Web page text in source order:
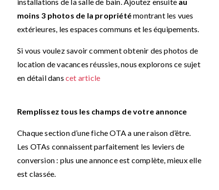
moins 3 photos de la propriétémontrant les vues
extérieures, les espaces communs et les équipements.
Si vous voulez savoir comment obtenir des photos de
location de vacances réussies, nous explorons ce sujet
en détail dans cet article
Remplissez tous les champs de votre annonce
Chaque section d’une fiche OTA a une raison d’être.
Les OTAs connaissent parfaitement les leviers de
conversion : plus une annonce est complète, mieux elle
est classée.